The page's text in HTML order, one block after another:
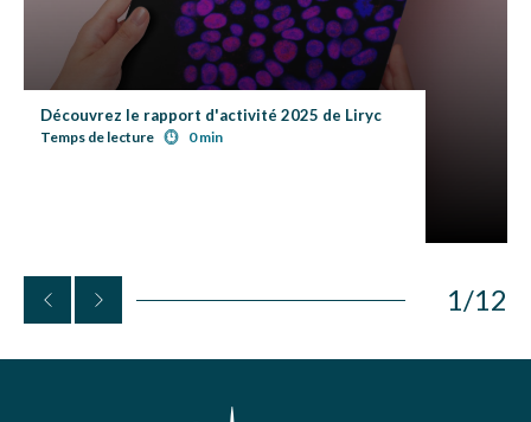
Découvrez le rapport d'activité 2025 de Liryc
Temps de lecture 0 min
1/12